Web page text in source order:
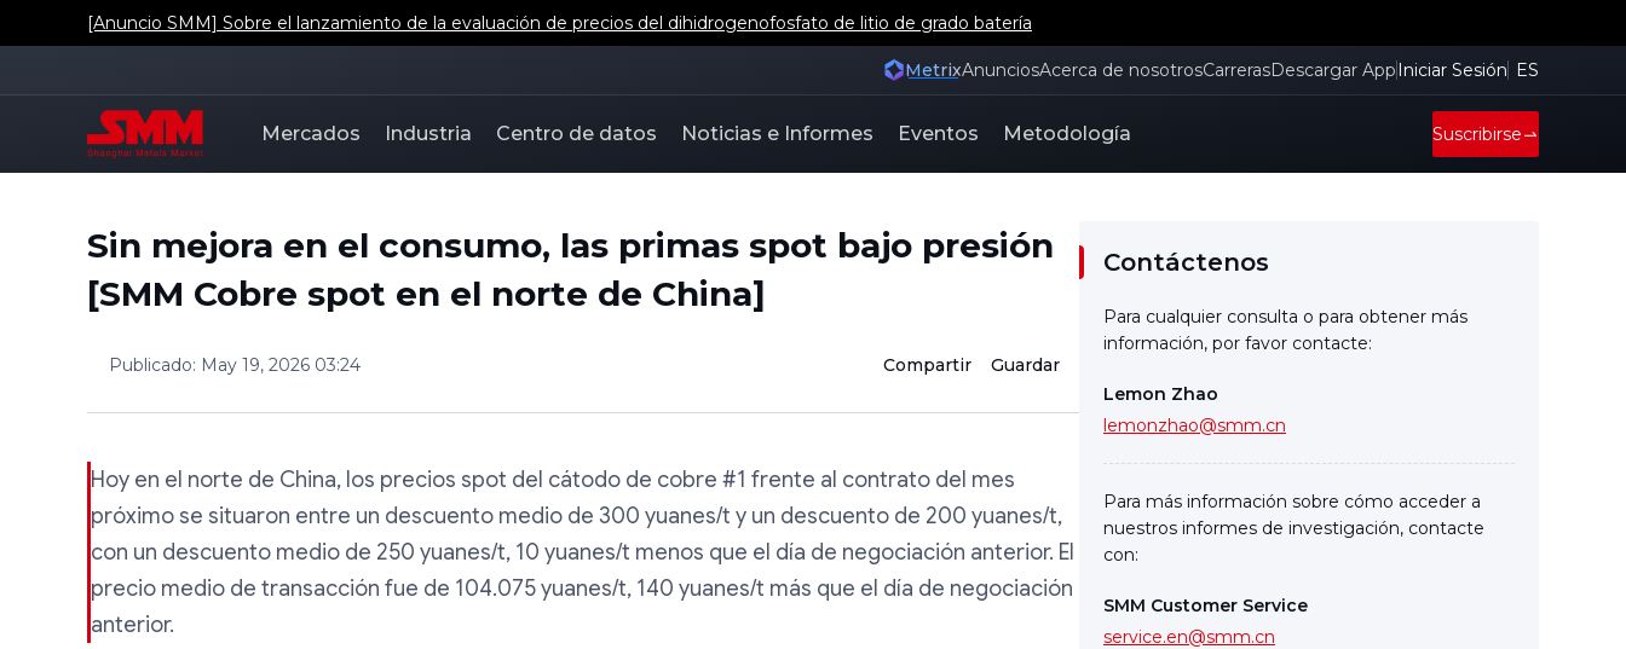
[Anuncio SMM] Sobre el lanzamiento de la evaluación de precios del dihidrogenofosfato de litio de grado batería
MetrixAnunciosAcerca de nosotrosCarrerasDescargar App Iniciar Sesión ES
Mercados Industria Centro de datos Noticias e Informes Eventos Metodología Suscribirse
Sin mejora en el consumo, las primas spot bajo presión
[SMM Cobre spot en el norte de China]
Publicado: May 19, 2026 03:24 Compartir Guardar
Hoy en el norte de China, los precios spot del cátodo de cobre #1 frente al contrato del mes
próximo se situaron entre un descuento medio de 300 yuanes/t y un descuento de 200 yuanes/t,
con un descuento medio de 250 yuanes/t, 10 yuanes/t menos que el día de negociación anterior. El
precio medio de transacción fue de 104.075 yuanes/t, 140 yuanes/t más que el día de negociación
anterior.
Contáctenos
Para cualquier consulta o para obtener más
información, por favor contacte:
Lemon Zhao
lemonzhao@smm.cn
Para más información sobre cómo acceder a
nuestros informes de investigación, contacte
con:
SMM Customer Service
service.en@smm.cn